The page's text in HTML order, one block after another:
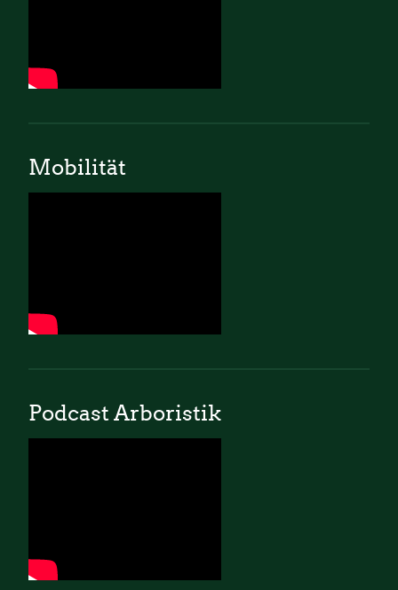
Mobilität
Podcast Arboristik